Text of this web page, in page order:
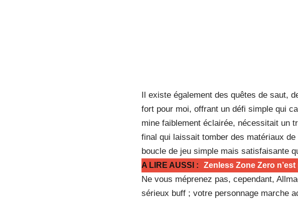
Il existe également des quêtes de saut,
fort pour moi, offrant un défi simple qui
mine faiblement éclairée, nécessitait un
final qui laissait tomber des matériaux de
boucle de jeu simple mais satisfaisante
A LIRE AUSSI : Zenless Zone Zero
Ne vous méprenez pas, cependant,
sérieux buff ; votre personnage marche